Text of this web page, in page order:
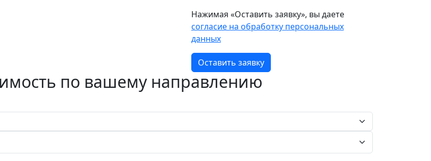
Нажимая «Оставить заявку», вы даете
согласие на обработку персональных
данных
Оставить заявку
по вашему направлению